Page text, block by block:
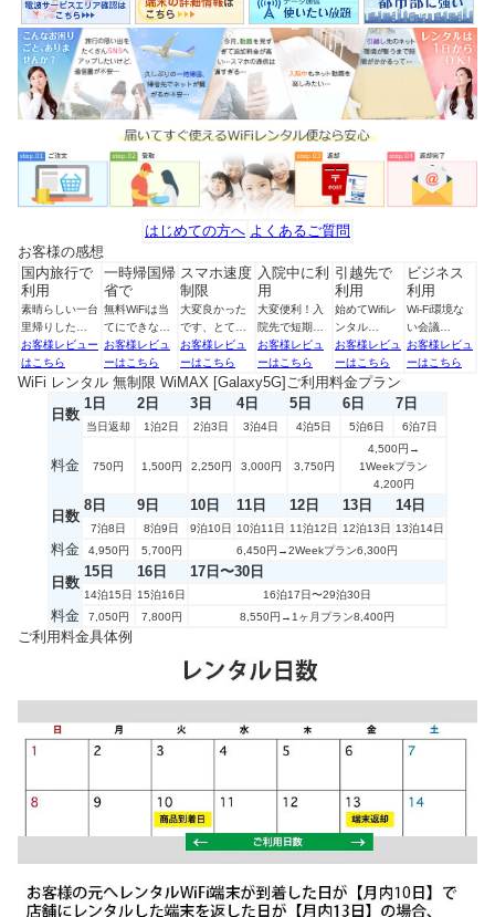
はじめての方へ よくあるご質問
お客様の感想
国内旅行で
利用
素晴らしい一台
里帰りした…
お客様レビュー
はこちら
一時帰国帰
省で
無料WiFiは当
てにできな…
お客様レビュ
ーはこちら
スマホ速度
制限
大変良かった
です、とて…
お客様レビュ
ーはこちら
入院中に利
用
大変便利！入
院先で短期…
お客様レビュ
ーはこちら
引越先で
利用
始めてWifiレ
ンタル…
お客様レビュ
ーはこちら
ビジネス
利用
Wi-Fi環境な
い会議…
お客様レビュ
ーはこちら
WiFi レンタル 無制限 WiMAX [Galaxy5G]ご利用料金プラン
日数
1日 2日 3日 4日 5日 6日 7日
当日返却 1泊2日 2泊3日 3泊4日 4泊5日 5泊6日 6泊7日
料金 750円 1,500円 2,250円 3,000円 3,750円
4,500円→
1Weekプラン
4,200円
日数
8日 9日 10日 11日 12日 13日 14日
7泊8日 8泊9日 9泊10日 10泊11日 11泊12日 12泊13日 13泊14日
料金 4,950円 5,700円 6,450円→2Weekプラン6,300円
日数
15日 16日 17日〜30日
14泊15日 15泊16日 16泊17日〜29泊30日
料金 7,050円 7,800円 8,550円→1ヶ月プラン8,400円
ご利用料金具体例